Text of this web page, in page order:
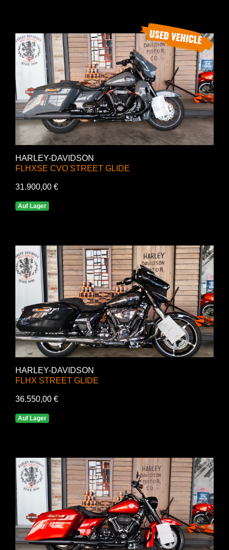
HARLEY-DAVIDSON
FLHXSE CVO STREET GLIDE
31.900,00 €
Auf Lager
HARLEY-DAVIDSON
FLHX STREET GLIDE
36.550,00 €
Auf Lager